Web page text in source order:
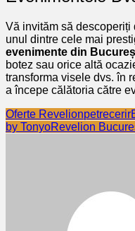
Vă invităm să descoperiți
unul dintre cele mai
evenimente din
botez sau orice altă
transforma visele dvs. în
a începe călătoria către
Oferte Revelionpetreceri
by TonyoRevelion